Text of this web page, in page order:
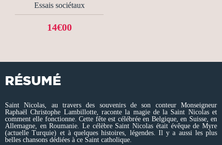
Essais sociétaux
14€00
RÉSUMÉ
Saint Nicolas, au travers des souvenirs de son conteur Monseigneur
Raphaël Christophe Lambillotte, raconte la magie de la Saint Nicolas et
comment elle fonctionne. Cette fête est célébrée en Belgique, en Suisse, en
Allemagne, en Roumanie. Le célèbre Saint Nicolas était évêque de Myre
(actuelle Turquie) et à quelques histoires, légendes. Il y a aussi les plus
belles chansons dédiées à ce Saint catholique.